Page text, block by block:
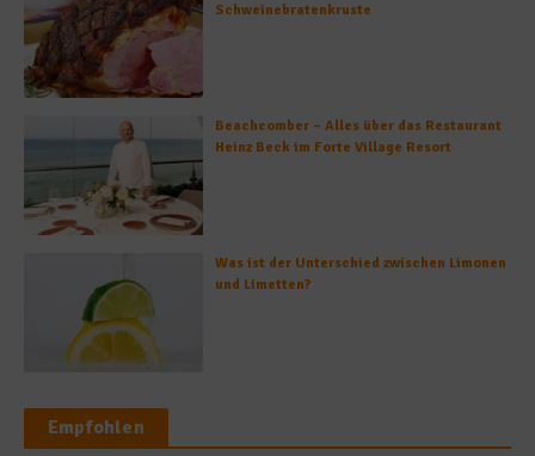
Schweinebratenkruste
Beachcomber – Alles über das Restaurant
Heinz Beck im Forte Village Resort
Was ist der Unterschied zwischen Limonen
und Limetten?
Empfohlen